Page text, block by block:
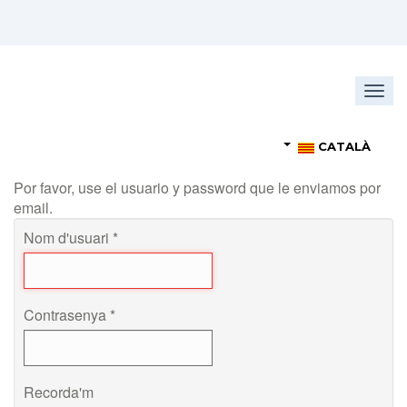
CATALÀ
Por favor, use el usuario y password que le enviamos por
email.
Nom d'usuari *
Contrasenya *
Recorda'm